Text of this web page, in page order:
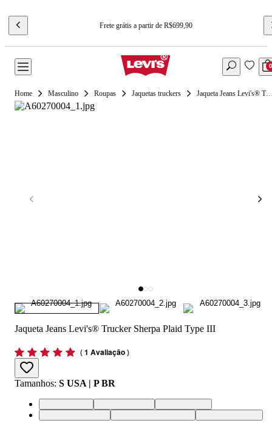
Frete grátis a partir de R$699,90
0
Masculino Roupas Jaquetas truckers Jaqueta Jeans Levi's® Trucker
Jaqueta Jeans Levi's® Trucker Sherpa Plaid Type III
(1 Avaliação)
Tamanhos: S USA | P BR
S USA | P BRM USA | M BRL USA | G BR
XL USA | GG BRXXL USA | EGG BRXS USA | PP BR